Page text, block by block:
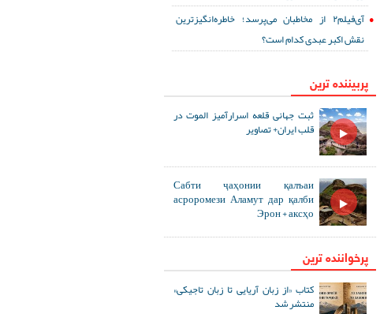
آی‌فیلم۲ از مخاطبان می‌پرسد؛ خاطره‌انگیزترین
نقش اکبر عبدی کدام است؟
پربیننده ترین
ثبت جهانی قلعه اسرارآمیز الموت در
قلب ایران+ تصاویر
Сабти ҷаҳонии қалъаи
асроромези Аламут дар қалби
Эрон + аксҳо
پرخواننده ترین
کتاب «از زبان آریایی تا زبان تاجیکی»
منتشر شد